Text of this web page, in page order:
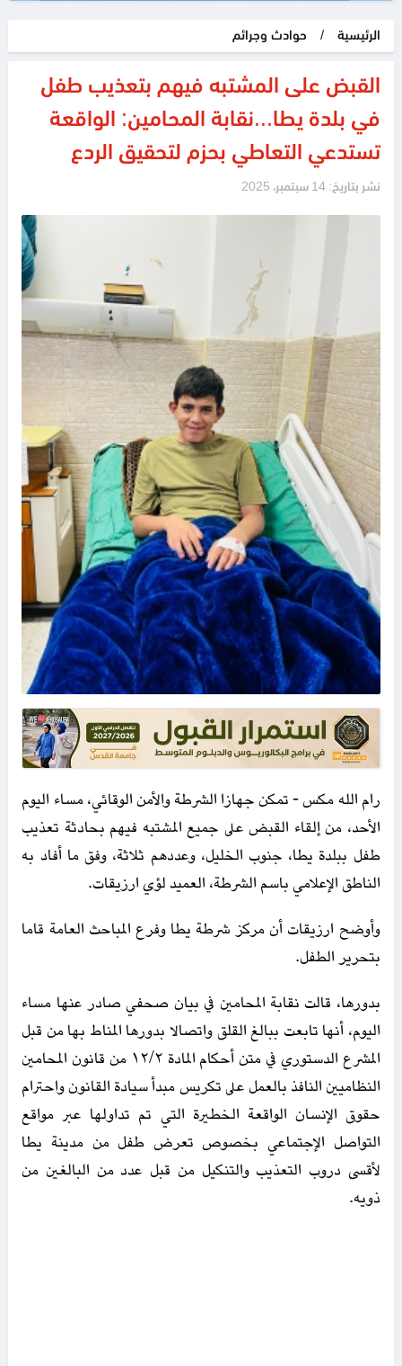
الرئيسية / حوادث وجرائم
القبض على المشتبه فيهم بتعذيب طفل
في بلدة يطا...نقابة المحامين: الواقعة
تستدعي التعاطي بحزم لتحقيق الردع
نشر بتاريخ: 14 سبتمبر، 2025
رام الله مكس - تمكن جهازا الشرطة والأمن الوقائي، مساء اليوم
الأحد، من إلقاء القبض على جميع المشتبه فيهم بحادثة تعذيب
طفل ببلدة يطا، جنوب الخليل، وعددهم ثلاثة، وفق ما أفاد به
الناطق الإعلامي باسم الشرطة، العميد لؤي ارزيقات.
وأوضح ارزيقات أن مركز شرطة يطا وفرع المباحث العامة قاما
بتحرير الطفل.
بدورها، قالت نقابة المحامين في بيان صحفي صادر عنها مساء
اليوم، أنها تابعت ببالغ القلق واتصالا بدورها المناط بها من قبل
المشرع الدستوري في متن أحكام المادة ١٢/٢ من قانون المحامين
النظاميين النافذ بالعمل على تكريس مبدأ سيادة القانون واحترام
حقوق الإنسان الواقعة الخطيرة التي تم تداولها عبر مواقع
التواصل الإجتماعي بخصوص تعرض طفل من مدينة يطا
لأقسى دروب التعذيب والتنكيل من قبل عدد من البالغين من
ذويه.